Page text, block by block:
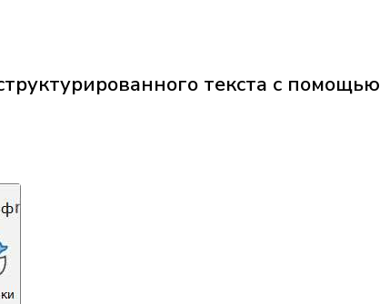
текста с помощью